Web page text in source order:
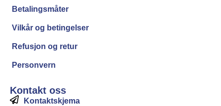
Betalingsmåter
Vilkår og betingelser
Refusjon og retur
Personvern
Kontakt oss
Kontaktskjema